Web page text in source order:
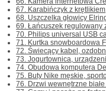
67. Karabińczyk z
68. Uszczelka głowicy
69. Łańcuszek regulowany
70. Philips universal USB
71. Kurtka snowboardowa
72. Świecący kabel,
73. Jogurtownica,
74. Obudowa komputera
75. Buty Nike męskie,
76. Drzwi wewnętrzne